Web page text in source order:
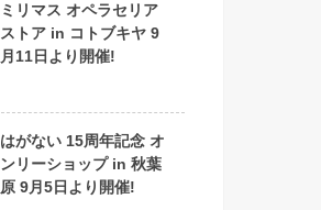
ミリマス オペラセリア
ストア in コトブキヤ 9
月11日より開催!
はがない 15周年記念 オ
ンリーショップ in 秋葉
原 9月5日より開催!